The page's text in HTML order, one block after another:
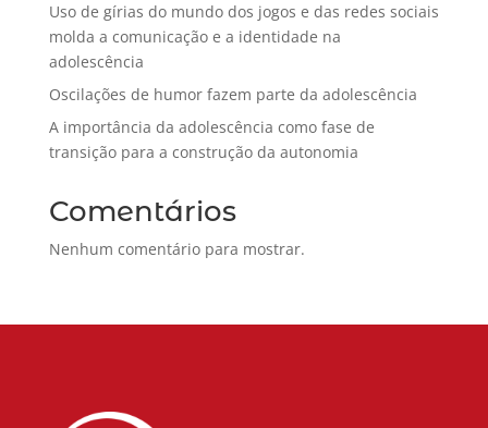
Uso de gírias do mundo dos jogos e das redes sociais
molda a comunicação e a identidade na
adolescência
Oscilações de humor fazem parte da adolescência
A importância da adolescência como fase de
transição para a construção da autonomia
Comentários
Nenhum comentário para mostrar.